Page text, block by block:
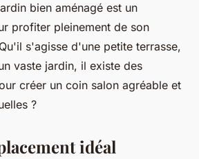
bien aménagé est un
profiter pleinement de son
s'agisse d'une petite terrasse,
vaste jardin, il existe des
créer un coin salon agréable et
?
idéal